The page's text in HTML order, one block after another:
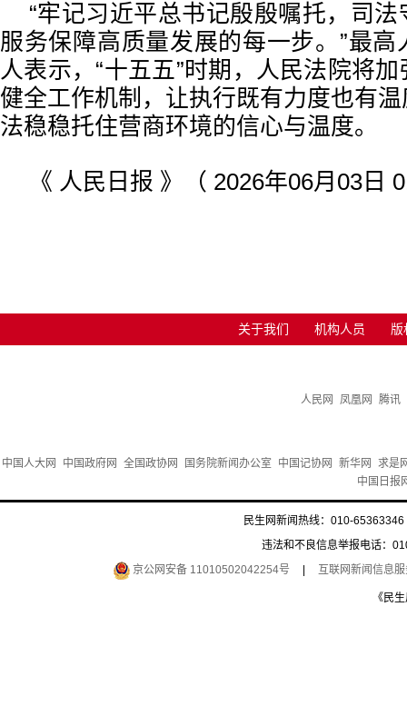
“牢记习近平总书记殷殷嘱托，司
服务保障高质量发展的每一步。”最
人表示，“十五五”时期，人民法院将
健全工作机制，让执行既有力度也有
法稳稳托住营商环境的信心与温度。
《 人民日报 》（ 2026年06月03日
关于我们 机构人员 版
人民网 凤凰网 腾讯
中国人大网 中国政府网 全国政协网 国务院新闻办公室 中国记协网 新华网
求是
中国日报
民生网新闻热线：010-
违法和不良信息举报电话：
京公网安备 11010502042254号
互联网新闻信息
《民